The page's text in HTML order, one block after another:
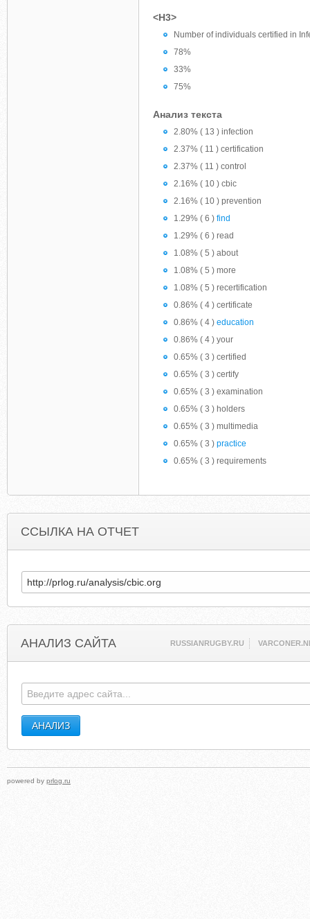
<H3>
Number of individuals certified in
78%
33%
75%
Анализ текста
2.80% ( 13 ) infection
2.37% ( 11 ) certification
2.37% ( 11 ) control
2.16% ( 10 ) cbic
2.16% ( 10 ) prevention
1.29% ( 6 ) find
1.29% ( 6 ) read
1.08% ( 5 ) about
1.08% ( 5 ) more
1.08% ( 5 ) recertification
0.86% ( 4 ) certificate
0.86% ( 4 ) education
0.86% ( 4 ) your
0.65% ( 3 ) certified
0.65% ( 3 ) certify
0.65% ( 3 ) examination
0.65% ( 3 ) holders
0.65% ( 3 ) multimedia
0.65% ( 3 ) practice
0.65% ( 3 ) requirements
ССЫЛКА НА ОТЧЕТ
АНАЛИЗ САЙТА RUSSIANRUGBY.RU
powered by prlog.ru